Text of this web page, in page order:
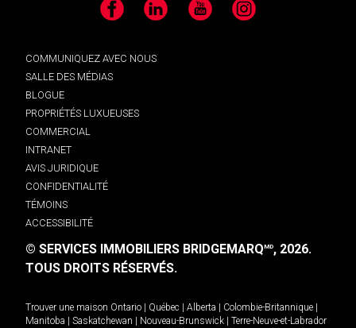
Facebook LinkedIn YouTube Instagram
COMMUNIQUEZ AVEC NOUS
SALLE DES MÉDIAS
BLOGUE
PROPRIÉTÉS LUXUEUSES
COMMERCIAL
INTRANET
AVIS JURIDIQUE
CONFIDENTIALITÉ
TÉMOINS
ACCESSIBILITÉ
© SERVICES IMMOBILIERS BRIDGEMARQMD, 2026.
TOUS DROITS RÉSERVÉS.
Trouver une maison Ontario Québec Alberta Colombie-Britannique
Manitoba
Saskatchewan Nouveau-Brunswick
Terre-Neuve-et-Labrador